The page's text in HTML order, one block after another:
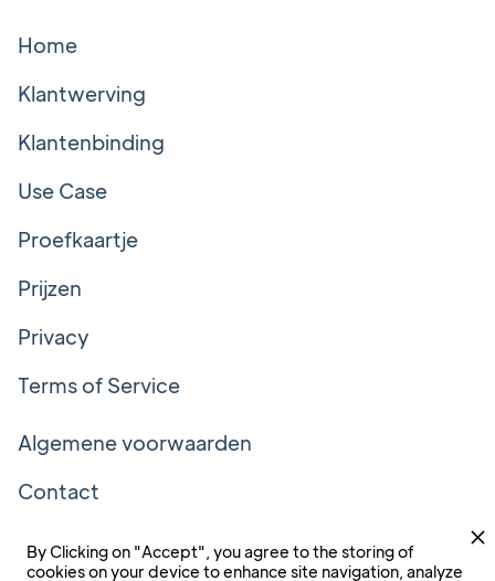
Home
Klantwerving
Klantenbinding
Use Case
Proefkaartje
Prijzen
Privacy
Terms of Service
Algemene voorwaarden
Contact
Volg ons!
By Clicking on "Accept", you agree to the storing of
cookies on your device to enhance site navigation, analyze